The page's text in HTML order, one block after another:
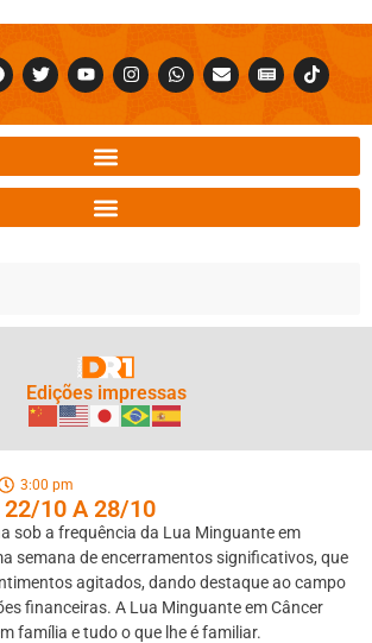
Edições impressas
3:00 pm
10 A 28/10
sob a frequência da Lua Minguante em
semana de encerramentos significativos, que
agitados, dando destaque ao campo
financeiras. A Lua Minguante em Câncer
família e tudo o que lhe é familiar.